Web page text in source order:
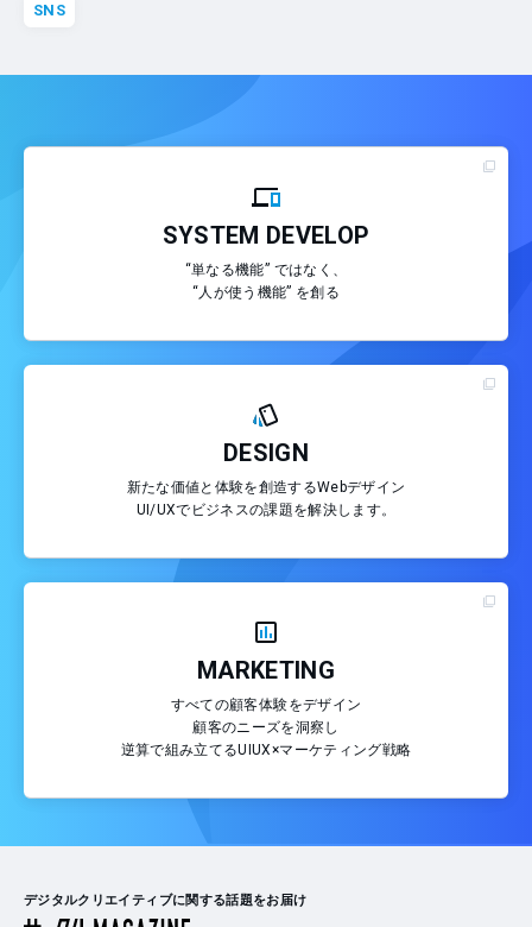
SNS
SYSTEM DEVELOP
“単なる機能” ではなく、
“人が使う機能” を創る
DESIGN
新たな価値と体験を創造するWebデザイン
UI/UXでビジネスの課題を解決します。
MARKETING
すべての顧客体験をデザイン
顧客のニーズを洞察し
逆算で組み立てるUIUX×マーケティング戦略
デジタルクリエイティブに関する話題をお届け